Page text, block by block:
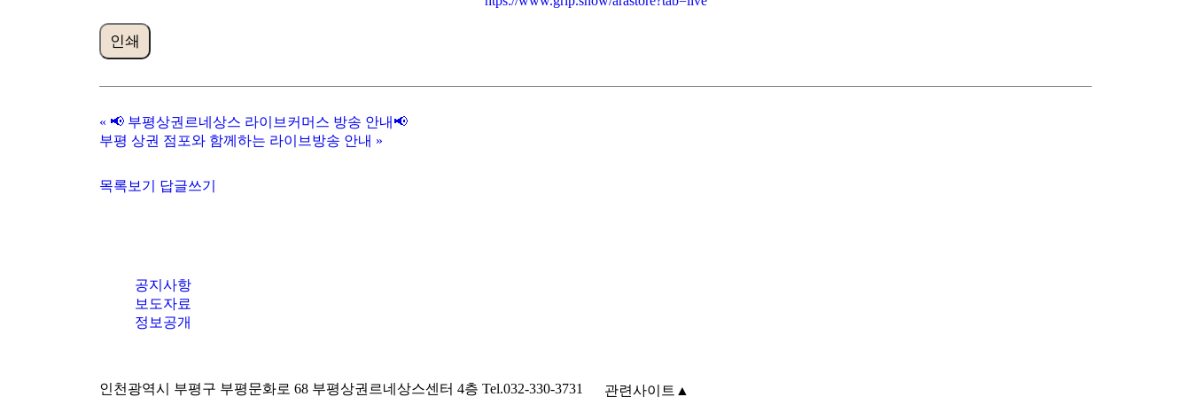
인쇄
« 📢 부평상권르네상스 라이브커머스 방송 안내📢
부평 상권 점포와 함께하는 라이브방송 안내 »
목록보기 답글쓰기
공지사항
보도자료
정보공개
인천광역시 부평구 부평문화로 68 부평상권르네상스센터 4층 Tel.032-330-3731
관련사이트 ▲